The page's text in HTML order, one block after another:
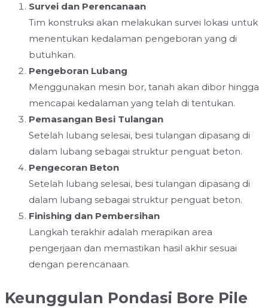
Survei dan Perencanaan
Tim konstruksi akan melakukan survei lokasi untuk
menentukan kedalaman pengeboran yang di
butuhkan.
Pengeboran Lubang
Menggunakan mesin bor, tanah akan dibor hingga
mencapai kedalaman yang telah di tentukan.
Pemasangan Besi Tulangan
Setelah lubang selesai, besi tulangan dipasang di
dalam lubang sebagai struktur penguat beton.
Pengecoran Beton
Setelah lubang selesai, besi tulangan dipasang di
dalam lubang sebagai struktur penguat beton.
Finishing dan Pembersihan
Langkah terakhir adalah merapikan area
pengerjaan dan memastikan hasil akhir sesuai
dengan perencanaan.
Keunggulan Pondasi Bore Pile